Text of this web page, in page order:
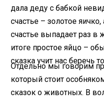
дала деду с бабкой
счастье – золотое
счастье выпадает раз в
итоге простое яйцо –
сказка учит нас беречь
Отдельно мы говорим
который стоит
сказок о животных. В